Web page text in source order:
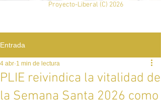
Proyecto-Liberal (C) 2026
Entrada
PLIE reivindica la vitalidad de
la Semana Santa 2026 como
4 abr 1 min de lectura